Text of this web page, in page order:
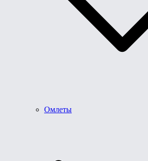
Омлеты